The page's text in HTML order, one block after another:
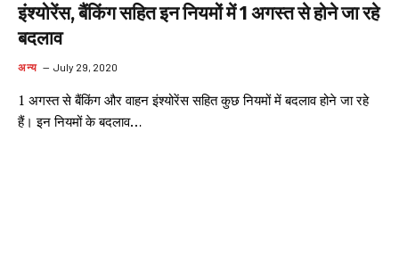
इंश्योरेंस, बैंकिंग सहित इन नियमों में 1 अगस्त से होने जा रहे
बदलाव
अन्य July 29, 2020
1 अगस्त से बैंकिंग और वाहन इंश्योरेंस सहित कुछ नियमों में बदलाव होने जा रहे
हैं। इन नियमों के बदलाव…